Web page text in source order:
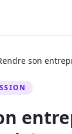
son